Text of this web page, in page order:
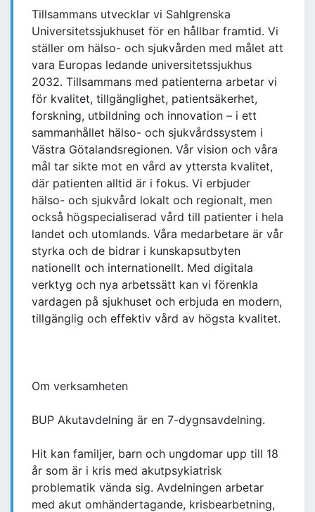
Tillsammans utvecklar vi Sahlgrenska
Universitetssjukhuset för en hållbar framtid. Vi
ställer om hälso- och sjukvården med målet att
vara Europas ledande universitetssjukhus
2032. Tillsammans med patienterna arbetar vi
för kvalitet, tillgänglighet, patientsäkerhet,
forskning, utbildning och innovation – i ett
sammanhållet hälso- och sjukvårdssystem i
Västra Götalandsregionen. Vår vision och våra
mål tar sikte mot en vård av yttersta kvalitet,
där patienten alltid är i fokus. Vi erbjuder
hälso- och sjukvård lokalt och regionalt, men
också högspecialiserad vård till patienter i hela
landet och utomlands. Våra medarbetare är vår
styrka och de bidrar i kunskapsutbyten
nationellt och internationellt. Med digitala
verktyg och nya arbetssätt kan vi förenkla
vardagen på sjukhuset och erbjuda en modern,
tillgänglig och effektiv vård av högsta kvalitet.
Om verksamheten
BUP Akutavdelning är en 7-dygnsavdelning.
Hit kan familjer, barn och ungdomar upp till 18
år som är i kris med akutpsykiatrisk
problematik vända sig. Avdelningen arbetar
med akut omhändertagande, krisbearbetning,